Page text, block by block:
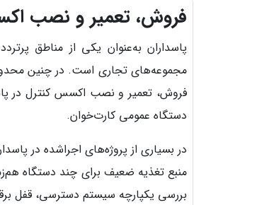
فروش، تعمیر و نصب
پاسداران به‌عنوان یکی از مناطق
مجموعه‌های تجاری است. در چنین
فروش، تعمیر و نصب اکسس کنترل در
دستگاه عمومی کارت‌خوان.
در بسیاری از پروژه‌های اجراشده در
منبع تغذیه ضعیف برای چند دستگاه
بررسی یکپارچه سیستم دسترسی، قفل